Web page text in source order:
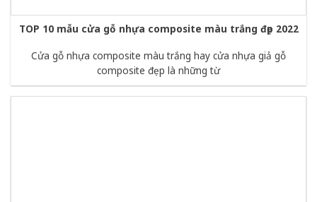
TOP 10 mẫu cửa gỗ nhựa composite màu trắng đẹp 2022
Cửa gỗ nhựa composite màu trắng hay cửa nhựa giả gỗ
composite đẹp là những từ